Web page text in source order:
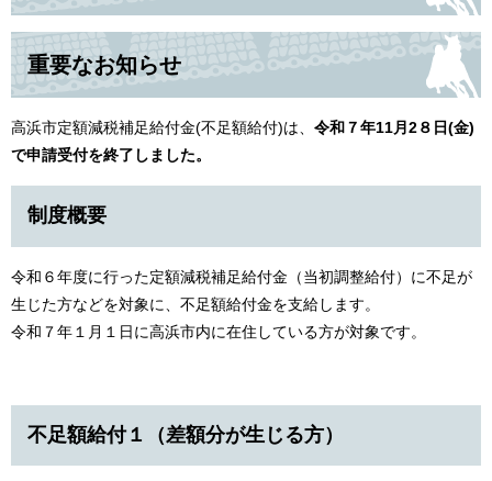
重要なお知らせ
高浜市定額減税補足給付金(不足額給付)は、 令和７年11月2８日(金)
で申請受付を終了しました。
制度概要
令和６年度に行った定額減税補足給付金（当初調整給付）に不足が
生じた方などを対象に、不足額給付金を支給します。
令和７年１月１日に高浜市内に在住している方が対象です。
不足額給付１（差額分が生じる方）